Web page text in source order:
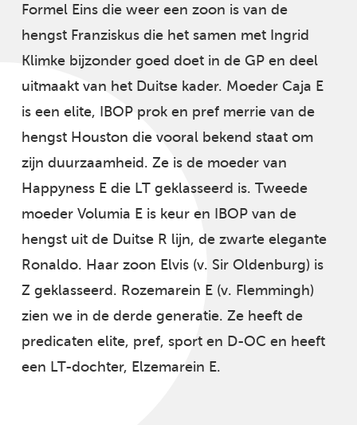
Formel Eins die weer een zoon is van de
hengst Franziskus die het samen met Ingrid
Klimke bijzonder goed doet in de GP en deel
uitmaakt van het Duitse kader. Moeder Caja E
is een elite, IBOP prok en pref merrie van de
hengst Houston die vooral bekend staat om
zijn duurzaamheid. Ze is de moeder van
Happyness E die LT geklasseerd is. Tweede
moeder Volumia E is keur en IBOP van de
hengst uit de Duitse R lijn, de zwarte elegante
Ronaldo. Haar zoon Elvis (v. Sir Oldenburg) is
Z geklasseerd. Rozemarein E (v. Flemmingh)
zien we in de derde generatie. Ze heeft de
predicaten elite, pref, sport en D-OC en heeft
een LT-dochter, Elzemarein E.